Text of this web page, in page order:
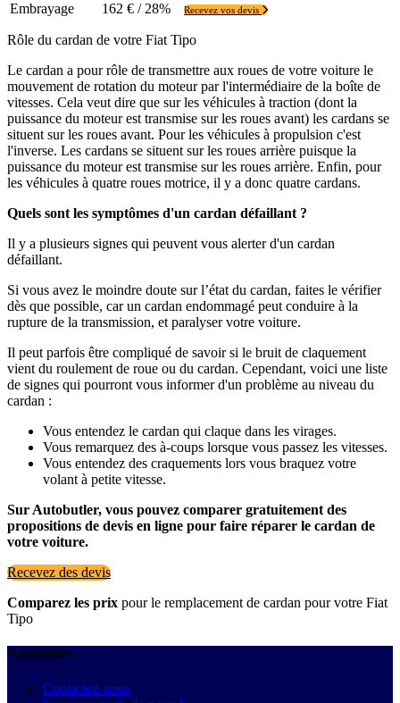
Embrayage 162 € / 28% Recevez vos devis
Rôle du cardan de votre Fiat Tipo
Le cardan a pour rôle de transmettre aux roues de votre voiture le
mouvement de rotation du moteur par l'intermédiaire de la boîte de
vitesses. Cela veut dire que sur les véhicules à traction (dont la
puissance du moteur est transmise sur les roues avant) les cardans se
situent sur les roues avant. Pour les véhicules à propulsion c'est
l'inverse. Les cardans se situent sur les roues arrière puisque la
puissance du moteur est transmise sur les roues arrière. Enfin, pour
les véhicules à quatre roues motrice, il y a donc quatre cardans.
Quels sont les symptômes d'un cardan défaillant ?
Il y a plusieurs signes qui peuvent vous alerter d'un cardan
défaillant.
Si vous avez le moindre doute sur l’état du cardan, faites le vérifier
dès que possible, car un cardan endommagé peut conduire à la
rupture de la transmission, et paralyser votre voiture.
Il peut parfois être compliqué de savoir si le bruit de claquement
vient du roulement de roue ou du cardan. Cependant, voici une liste
de signes qui pourront vous informer d'un problème au niveau du
cardan :
Vous entendez le cardan qui claque dans les virages.
Vous remarquez des à-coups lorsque vous passez les vitesses.
Vous entendez des craquements lors vous braquez votre
volant à petite vitesse.
Sur Autobutler, vous pouvez comparer gratuitement des
propositions de devis en ligne pour faire réparer le cardan de
votre voiture.
Recevez des devis
Comparez les prix pour le remplacement de cardan pour votre Fiat
Tipo
Autobutler
Contactez-nous